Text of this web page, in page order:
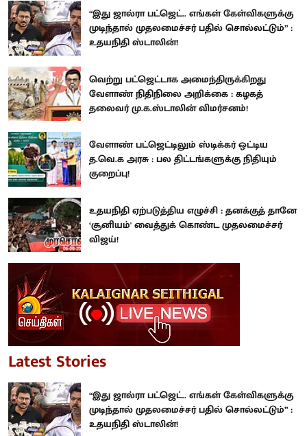
“இது ஜால்ரா பட்ஜெட்.. எங்கள் கேள்விகளுக்கு
முடிந்தால் முதலமைச்சர் பதில் சொல்லட்டும்” :
உதயநிதி ஸ்டாலின்!
வெற்று பட்ஜெட்டாக அமைந்திருக்கிறது
வேளாண் நிதிநிலை அறிக்கை : கழகத்
தலைவர் மு.க.ஸ்டாலின் விமர்சனம்!
வேளாண் பட்ஜெட்டிலும் ஸ்டிக்கர் ஒட்டிய
த.வெ.க அரசு : பல திட்டங்களுக்கு நிதியும்
குறைப்பு!
உதயநிதி ஏற்படுத்திய எழுச்சி : தனக்குத் தானே
‘சூனியம்' வைத்துக் கொண்ட முதலமைச்சர்
விஜய்!
Latest Stories
“இது ஜால்ரா பட்ஜெட்.. எங்கள் கேள்விகளுக்கு
முடிந்தால் முதலமைச்சர் பதில் சொல்லட்டும்” :
உதயநிதி ஸ்டாலின்!